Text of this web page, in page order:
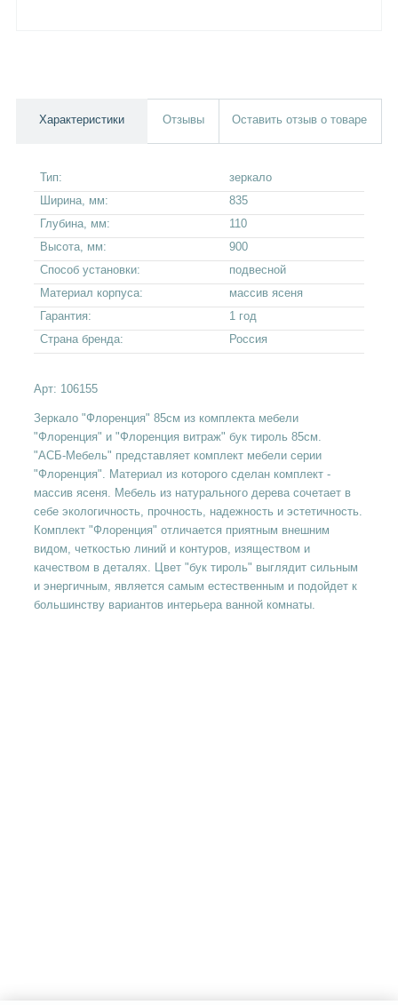
Характеристики Отзывы Оставить отзыв о товаре
Тип:
зеркало
Ширина, мм:
835
Глубина, мм:
110
Высота, мм:
900
Способ установки:
подвесной
Материал корпуса:
массив ясеня
Гарантия:
1 год
Страна бренда:
Россия
Арт: 106155
Зеркало "Флоренция" 85см из комплекта мебели
"Флоренция" и "Флоренция витраж" бук тироль 85см.
"АСБ-Мебель" представляет комплект мебели серии
"Флоренция". Материал из которого сделан комплект -
массив ясеня. Мебель из натурального дерева сочетает в
себе экологичность, прочность, надежность и эстетичность.
Комплект "Флоренция" отличается приятным внешним
видом, четкостью линий и контуров, изяществом и
качеством в деталях. Цвет "бук тироль" выглядит сильным
и энергичным, является самым естественным и подойдет к
большинству вариантов интерьера ванной комнаты.